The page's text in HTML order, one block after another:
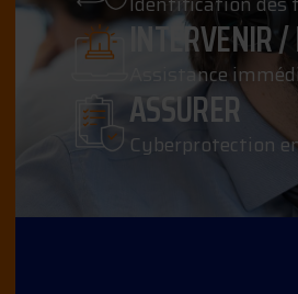
INTERVENIR /
Assistance
ASSURER
Cyberprotection